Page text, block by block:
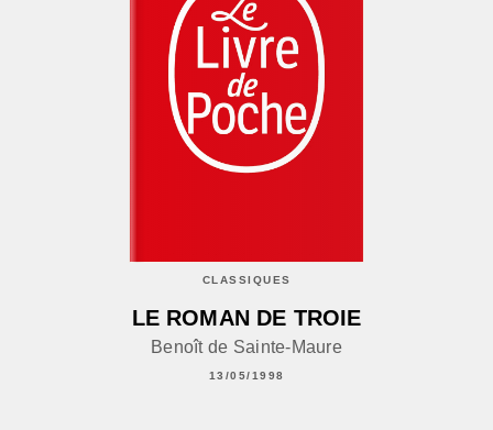
CLASSIQUES
LE ROMAN DE TROIE
Benoît de Sainte-Maure
13/05/1998